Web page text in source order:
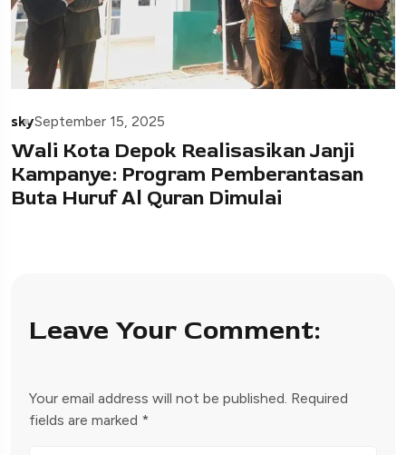
skySeptember 15, 2025
Wali Kota Depok Realisasikan Janji
Kampanye: Program Pemberantasan
Buta Huruf Al Quran Dimulai
Leave Your Comment:
Your email address will not be published. Required
fields are marked *